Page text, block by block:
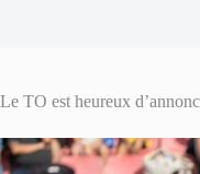
Le TO est heureux